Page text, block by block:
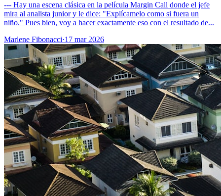
--- Hay una escena clásica en la película Margin Call donde el jefe
mira al analista junior y le dice: "Explícamelo como si fuera un
niño." Pues bien, voy a hacer exactamente eso con el resultado de...
Marlene Fibonacci·17 mar 2026